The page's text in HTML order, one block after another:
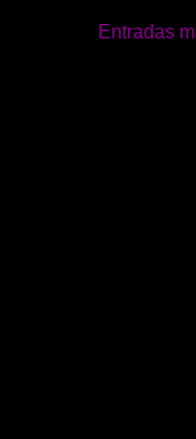
Entradas